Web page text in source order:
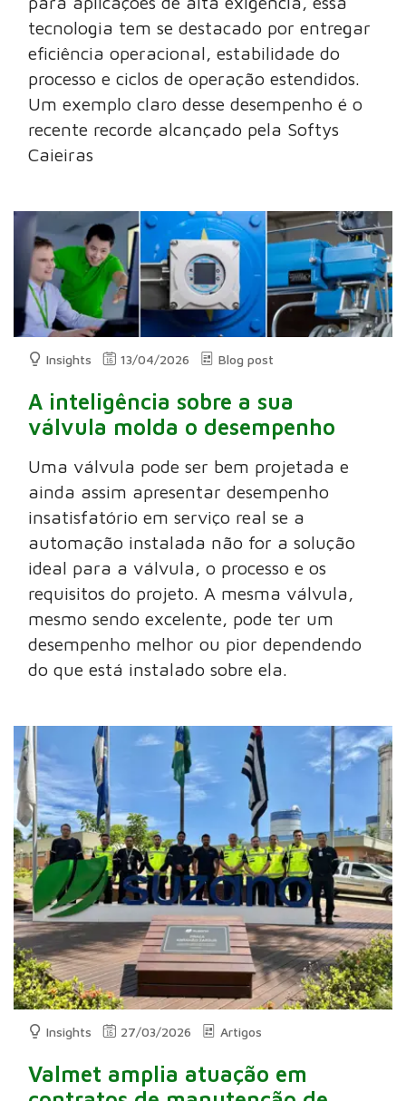
tecnologia tem se destacado por entregar
eficiência operacional, estabilidade do
processo e ciclos de operação estendidos.
Um exemplo claro desse desempenho é o
recente recorde alcançado pela Softys
Caieiras
Insights 13/04/2026 Blog post
A inteligência sobre a sua
válvula molda o desempenho
Uma válvula pode ser bem projetada e
ainda assim apresentar desempenho
insatisfatório em serviço real se a
automação instalada não for a solução
ideal para a válvula, o processo e os
requisitos do projeto. A mesma válvula,
mesmo sendo excelente, pode ter um
desempenho melhor ou pior dependendo
do que está instalado sobre ela.
Insights 27/03/2026 Artigos
Valmet amplia atuação em